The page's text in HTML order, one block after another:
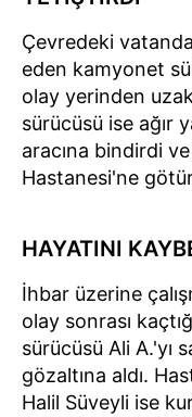
Çevredeki
eden kamyonet
olay yerinden
sürücüsü ise ağır
aracına bindirdi
Hastanesi'ne
HAYATINI
İhbar üzerine
olay sonrası
sürücüsü Ali A.'yı
gözaltına aldı.
Halil Süveyli ise